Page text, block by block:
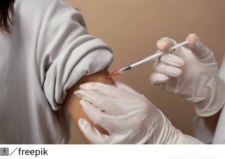
圖／freepik